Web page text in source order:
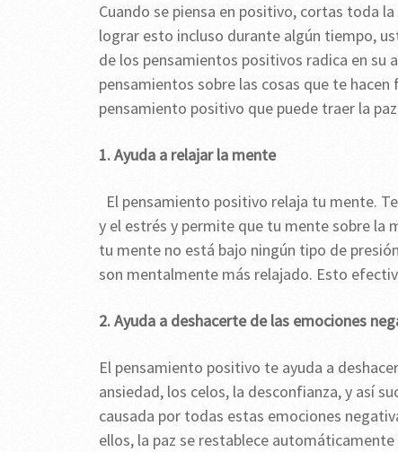
Cuando se piensa en positivo, cortas toda
lograr esto incluso durante algún tiempo,
de los pensamientos positivos radica en su
pensamientos sobre las cosas que te
pensamiento positivo que puede traer la
1. Ayuda a relajar la mente
El pensamiento positivo relaja tu mente.
y el estrés y permite que tu mente sobre la
tu mente no está bajo ningún tipo de
son mentalmente más relajado. Esto
2. Ayuda a deshacerte de las emociones
El pensamiento positivo te ayuda a
ansiedad, los celos, la desconfianza, y así
causada por todas estas emociones
ellos, la paz se restablece automáticamente